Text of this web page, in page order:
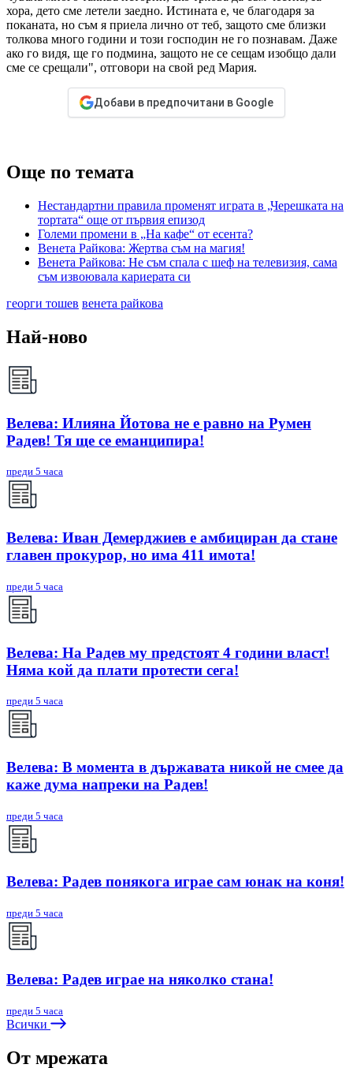
хора, дето сме летели заедно. Истината е, че благодаря за
поканата, но съм я приела лично от теб, защото сме близки
толкова много години и този господин не го познавам. Даже
ако го видя, ще го подмина, защото не се сещам изобщо дали
сме се срещали", отговори на свой ред Мария.
Добави в предпочитани в Google
Още по темата
Нестандартни правила променят играта в „Черешката на
тортата“ още от първия епизод
Големи промени в „На кафе“ от есента?
Венета Райкова: Жертва съм на магия!
Венета Райкова: Не съм спала с шеф на телевизия, сама
съм извоювала кариерата си
георги тошев венета райкова
Най-ново
Велева: Илияна Йотова не е равно на Румен
Радев! Тя ще се еманципира!
преди 5 часа
Велева: Иван Демерджиев е амбициран да стане
главен прокурор, но има 411 имота!
преди 5 часа
Велева: На Радев му предстоят 4 години власт!
Няма кой да плати протести сега!
преди 5 часа
Велева: В момента в държавата никой не смее да
каже дума напреки на Радев!
преди 5 часа
Велева: Радев понякога играе сам юнак на коня!
преди 5 часа
Велева: Радев играе на няколко стана!
преди 5 часа
Всички
От мрежата